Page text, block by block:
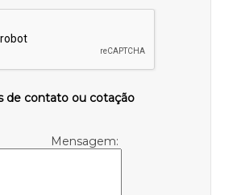
de contato ou cotação
Mensagem: